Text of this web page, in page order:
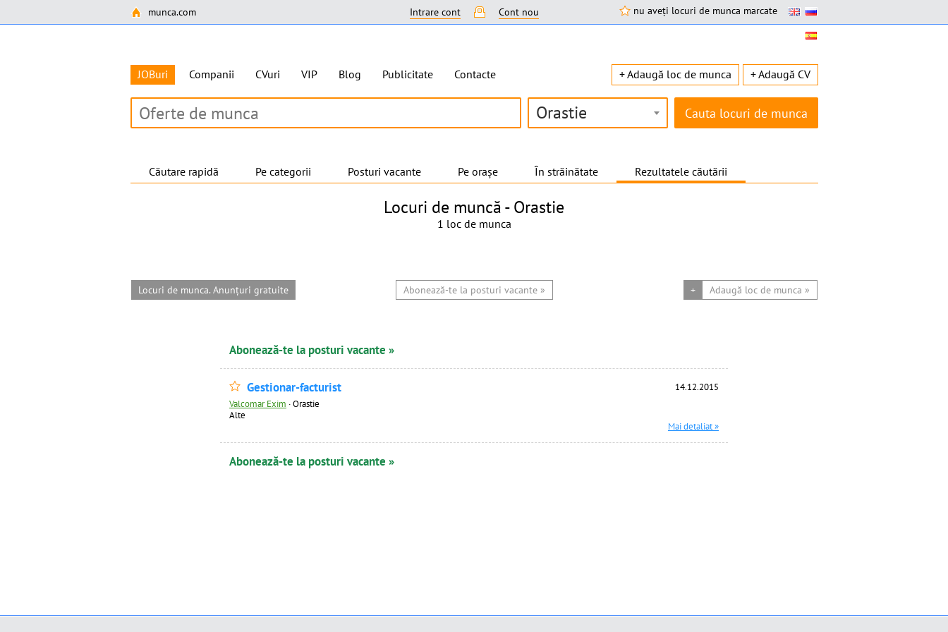
munca.com nu aveți locuri de munca marcate
Intrare cont Cont nou
JOBuri Companii CVuri VIP Blog Publicitate Contacte + Adaugă loc de munca + Adaugă CV
Orastie
Căutare rapidă Pe categorii Posturi vacante Pe orașe În străinătate Rezultatele căutării
Locuri de muncă -Orastie
1 loc de munca
Abonează-te la posturi vacante »
Locuri de munca. Anunțuri gratuite + Adaugă loc de munca »
Abonează-te la posturi vacante »
Gestionar-facturist 14.12.2015
Valcomar Exim ·Orastie
Alte
Mai detaliat »
Abonează-te la posturi vacante »